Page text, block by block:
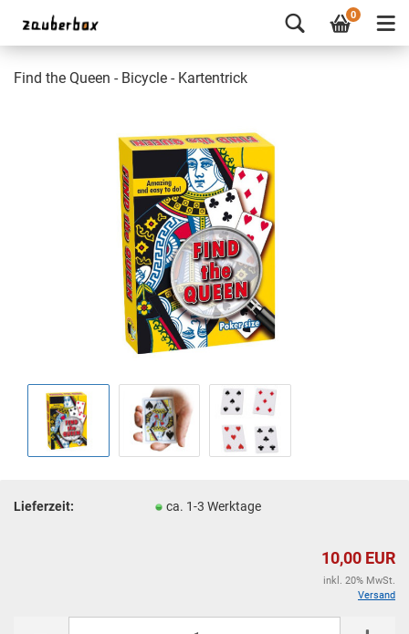
0
Find the Queen - Bicycle - Kartentrick
Lieferzeit: ca. 1-3 Werktage
10,00 EUR
inkl. 20% MwSt.
Versand